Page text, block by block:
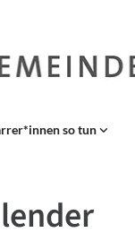
so tun